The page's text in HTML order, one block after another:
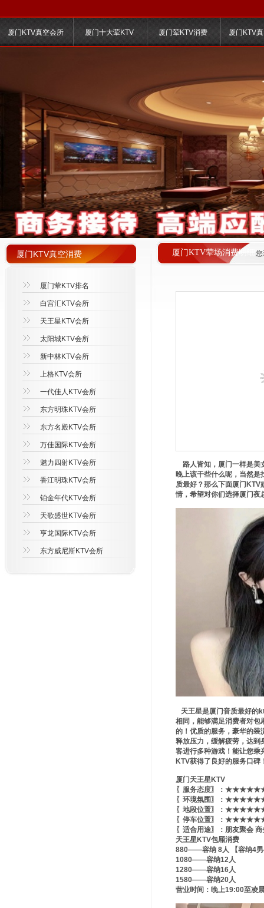
厦门KTV真空会所 厦门十大荤KTV 厦门荤KTV消费 厦门KTV
厦门KTV荤场消费明细
厦门KTV真空消费
厦门荤KTV排名
白宫汇KTV会所
天王星KTV会所
太阳城KTV会所
新中林KTV会所
上格KTV会所
一代佳人KTV会所
东方明珠KTV会所
东方名殿KTV会所
万佳国际KTV会所
魅力四射KTV会所
香江明珠KTV会所
铂金年代KTV会所
天歌盛世KTV会所
亨龙国际KTV会所
东方威尼斯KTV会所
路人皆知，厦门一样是美
晚上该干些什么呢，当然
质最好？那么下面厦门
情，希望对你们选择厦门夜
天王星是厦门音质最好的
相同，能够满足消费者对包
的！优质的服务，豪华的装
释放压力，缓解疲劳，达到
客进行多种游戏！能让您乘
KTV获得了良好的服务口
厦门天王星KTV
〖服务态度〗：
〖环境氛围〗：
〖地段位置〗：
〖停车位置〗：
〖适合用途〗：朋友聚会
天王星KTV包厢消费
880——容纳 8人 【容纳4男
1080——容纳12人
1280——容纳16人
1580——容纳20人
营业时间：晚上19:00至